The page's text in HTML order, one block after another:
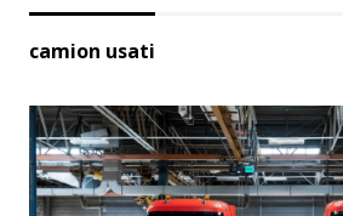
camion usati